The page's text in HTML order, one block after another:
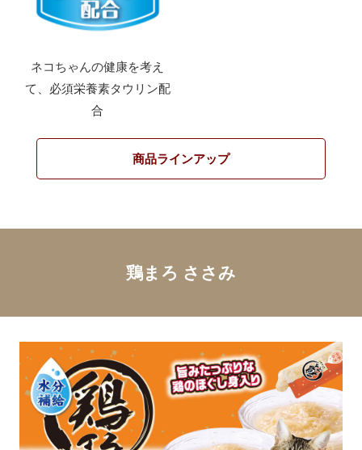
ネコちゃんの健康を考え
て、 必須栄養素タウリン配
合
商品ラインアップ
鶏まろ ささみ